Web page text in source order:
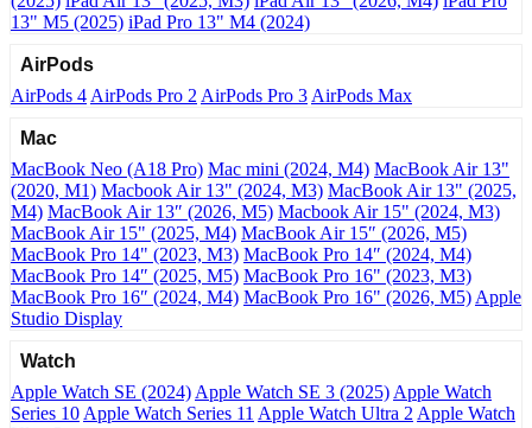
13" M5 (2025) iPad Pro 13" M4 (2024)
AirPods
AirPods 4 AirPods Pro 2 AirPods Pro 3 AirPods Max
Mac
MacBook Neo (A18 Pro) Mac mini (2024, M4) MacBook Air 13"
(2020, M1) Macbook Air 13" (2024, M3) MacBook Air 13" (2025,
M4) MacBook Air 13″ (2026, M5) Macbook Air 15" (2024, M3)
MacBook Air 15" (2025, M4) MacBook Air 15″ (2026, M5)
MacBook Pro 14" (2023, M3) MacBook Pro 14″ (2024, M4)
MacBook Pro 14″ (2025, M5) MacBook Pro 16" (2023, M3)
MacBook Pro 16″ (2024, M4) MacBook Pro 16" (2026, M5) Apple
Studio Display
Watch
Apple Watch SE (2024) Apple Watch SE 3 (2025) Apple Watch
Series 10 Apple Watch Series 11 Apple Watch Ultra 2 Apple Watch